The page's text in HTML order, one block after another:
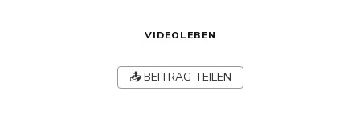
VIDEOLEBEN
📤 BEITRAG TEILEN